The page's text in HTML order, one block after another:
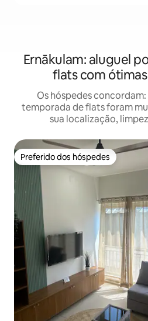
Ernākulam: aluguel
flats com
Os hóspedes
temporada de flats foram
sua localização,
Preferido dos hóspedes
Preferido dos hóspedes